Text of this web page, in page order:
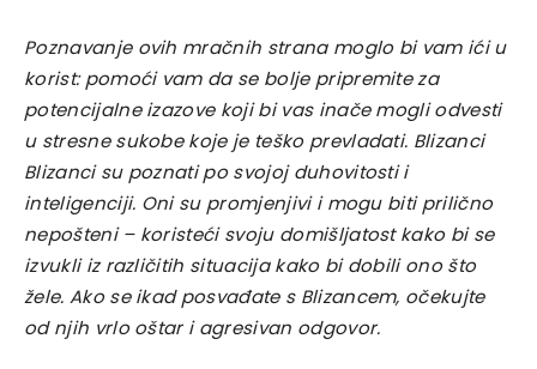
Poznavanje ovih mračnih strana moglo bi vam ići u
korist: pomoći vam da se bolje pripremite za
potencijalne izazove koji bi vas inače mogli odvesti
u stresne sukobe koje je teško prevladati. Blizanci
Blizanci su poznati po svojoj duhovitosti i
inteligenciji. Oni su promjenjivi i mogu biti prilično
nepošteni – koristeći svoju domišljatost kako bi se
izvukli iz različitih situacija kako bi dobili ono što
žele. Ako se ikad posvađate s Blizancem, očekujte
od njih vrlo oštar i agresivan odgovor.